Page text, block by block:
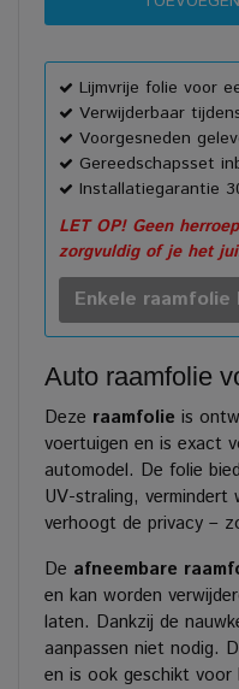
Lijmvrije folie voor
Verwijderbaar
Voorgesneden
Gereedschapsset
Installatiegarantie
LET OP! Geen
zorgvuldig of je het
Enkele
Auto raamfolie
Deze raamfolie is
voertuigen en is exact
automodel. De folie
UV-straling, vermindert
verhoogt de privacy –
De afneembare
en kan worden
laten. Dankzij de
aanpassen niet nodig.
en is ook geschikt voor